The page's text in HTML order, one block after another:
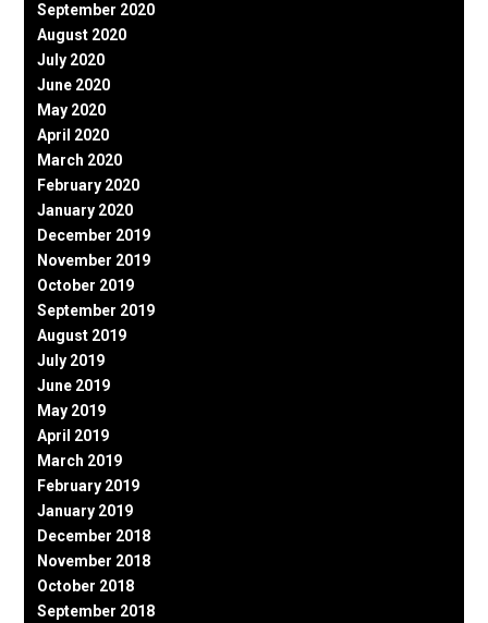
September 2020
August 2020
July 2020
June 2020
May 2020
April 2020
March 2020
February 2020
January 2020
December 2019
November 2019
October 2019
September 2019
August 2019
July 2019
June 2019
May 2019
April 2019
March 2019
February 2019
January 2019
December 2018
November 2018
October 2018
September 2018